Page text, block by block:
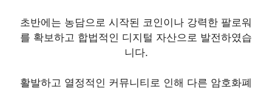
초반에는 농담으로 시작된 코인이나 강력한 팔로워
를 확보하고 합법적인 디지털 자산으로 발전하였습
니다.
활발하고 열정적인 커뮤니티로 인해 다른 암호화폐